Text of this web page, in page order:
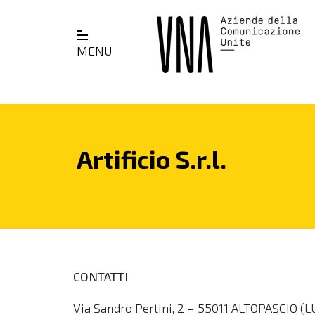
MENU
Artificio S.r.l.
CONTATTI
Via Sandro Pertini, 2 – 55011 ALTOPASCIO